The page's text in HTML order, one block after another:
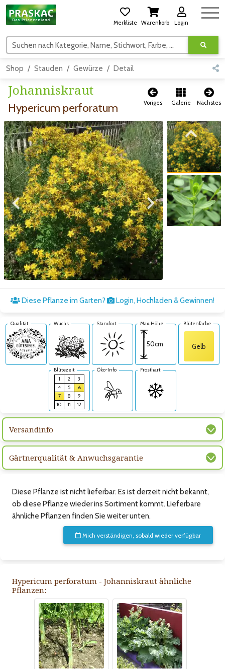
Merkliste Warenkorb Login
Suchen nach Kategorie, Name, Stichwort, Farbe, usw.
Shop Stauden Gewürze Detail
Johanniskraut
Hypericum perforatum Voriges Galerie Nächstes
Zum vorigen Bild Zum nächsten Bild
Zum vorigen Bild
Zum nächsten Bild
Diese Pflanze im Garten? Login, Hochladen & Gewinnen!
Qualität Wuchs Standort Max. Höhe
50cm
Blütenfarbe
Gelb
Blütezeit
1
2
3
4
5
6
7
8
9
10
11 12
Öko-Info Frosthart
Versandinfo
Gärtnerqualität & Anwuchsgarantie
Diese Pflanze ist nicht lieferbar. Es ist derzeit nicht bekannt,
ob diese Pflanze wieder ins Sortiment kommt. Lieferbare
ähnliche Pflanzen finden Sie weiter unten.
Mich verständigen, sobald wieder verfügbar
Hypericum perforatum - Johanniskraut ähnliche
Pflanzen: